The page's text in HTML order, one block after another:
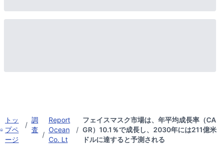
トッ
プペ
ージ
/
調
査
/
Report
Ocean
Co. Lt
/
フェイスマスク市場は、年平均成長率（CA
GR）10.1％で成長し、2030年には211億米
ドルに達すると予測される